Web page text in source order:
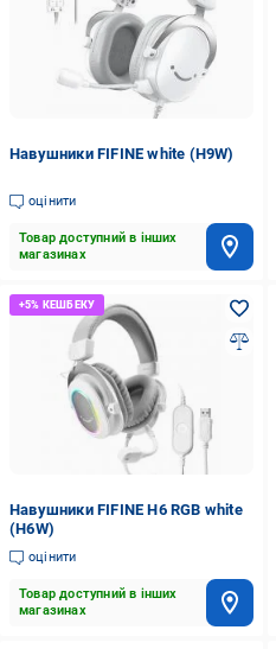
Навушники FIFINE white (H9W)
оцінити
Товар доступний в інших
магазинах
Навушники FIFINE H6 RGB white
(H6W)
оцінити
Товар доступний в інших
магазинах